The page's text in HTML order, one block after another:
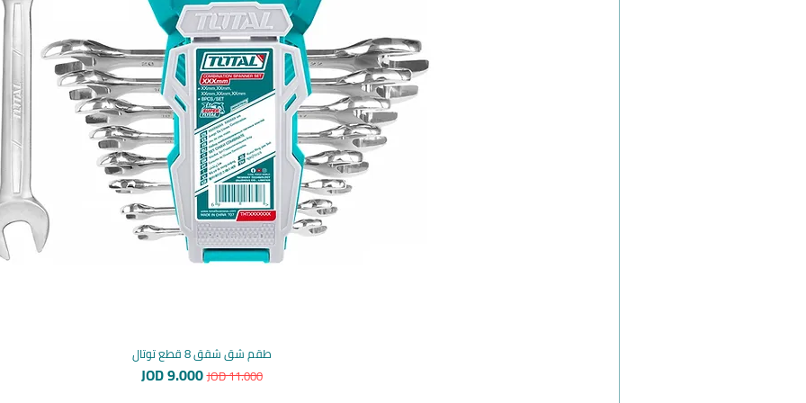
طقم شق شقق 8 قطع توتال
سعر عادي
JOD 11.000سعر البيع
JOD 9.000